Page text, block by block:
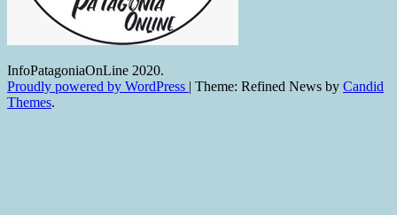
se
esté
medio”
InfoPatagoniaOnLine 2020.
Proudly powered by WordPress | Theme: Refined News by Candid
Themes.